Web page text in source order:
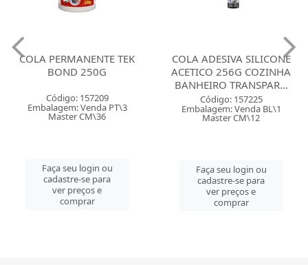
COLA PERMANENTE TEK
BOND 250G
Código: 157209
Embalagem: Venda PT\3
Master CM\36
Faça seu login ou
cadastre-se para
ver preços e
comprar
COLA ADESIVA SILICONE
ACETICO 256G COZINHA
BANHEIRO TRANSPAR...
Código: 157225
Embalagem: Venda BL\1
Master CM\12
Faça seu login ou
cadastre-se para
ver preços e
comprar